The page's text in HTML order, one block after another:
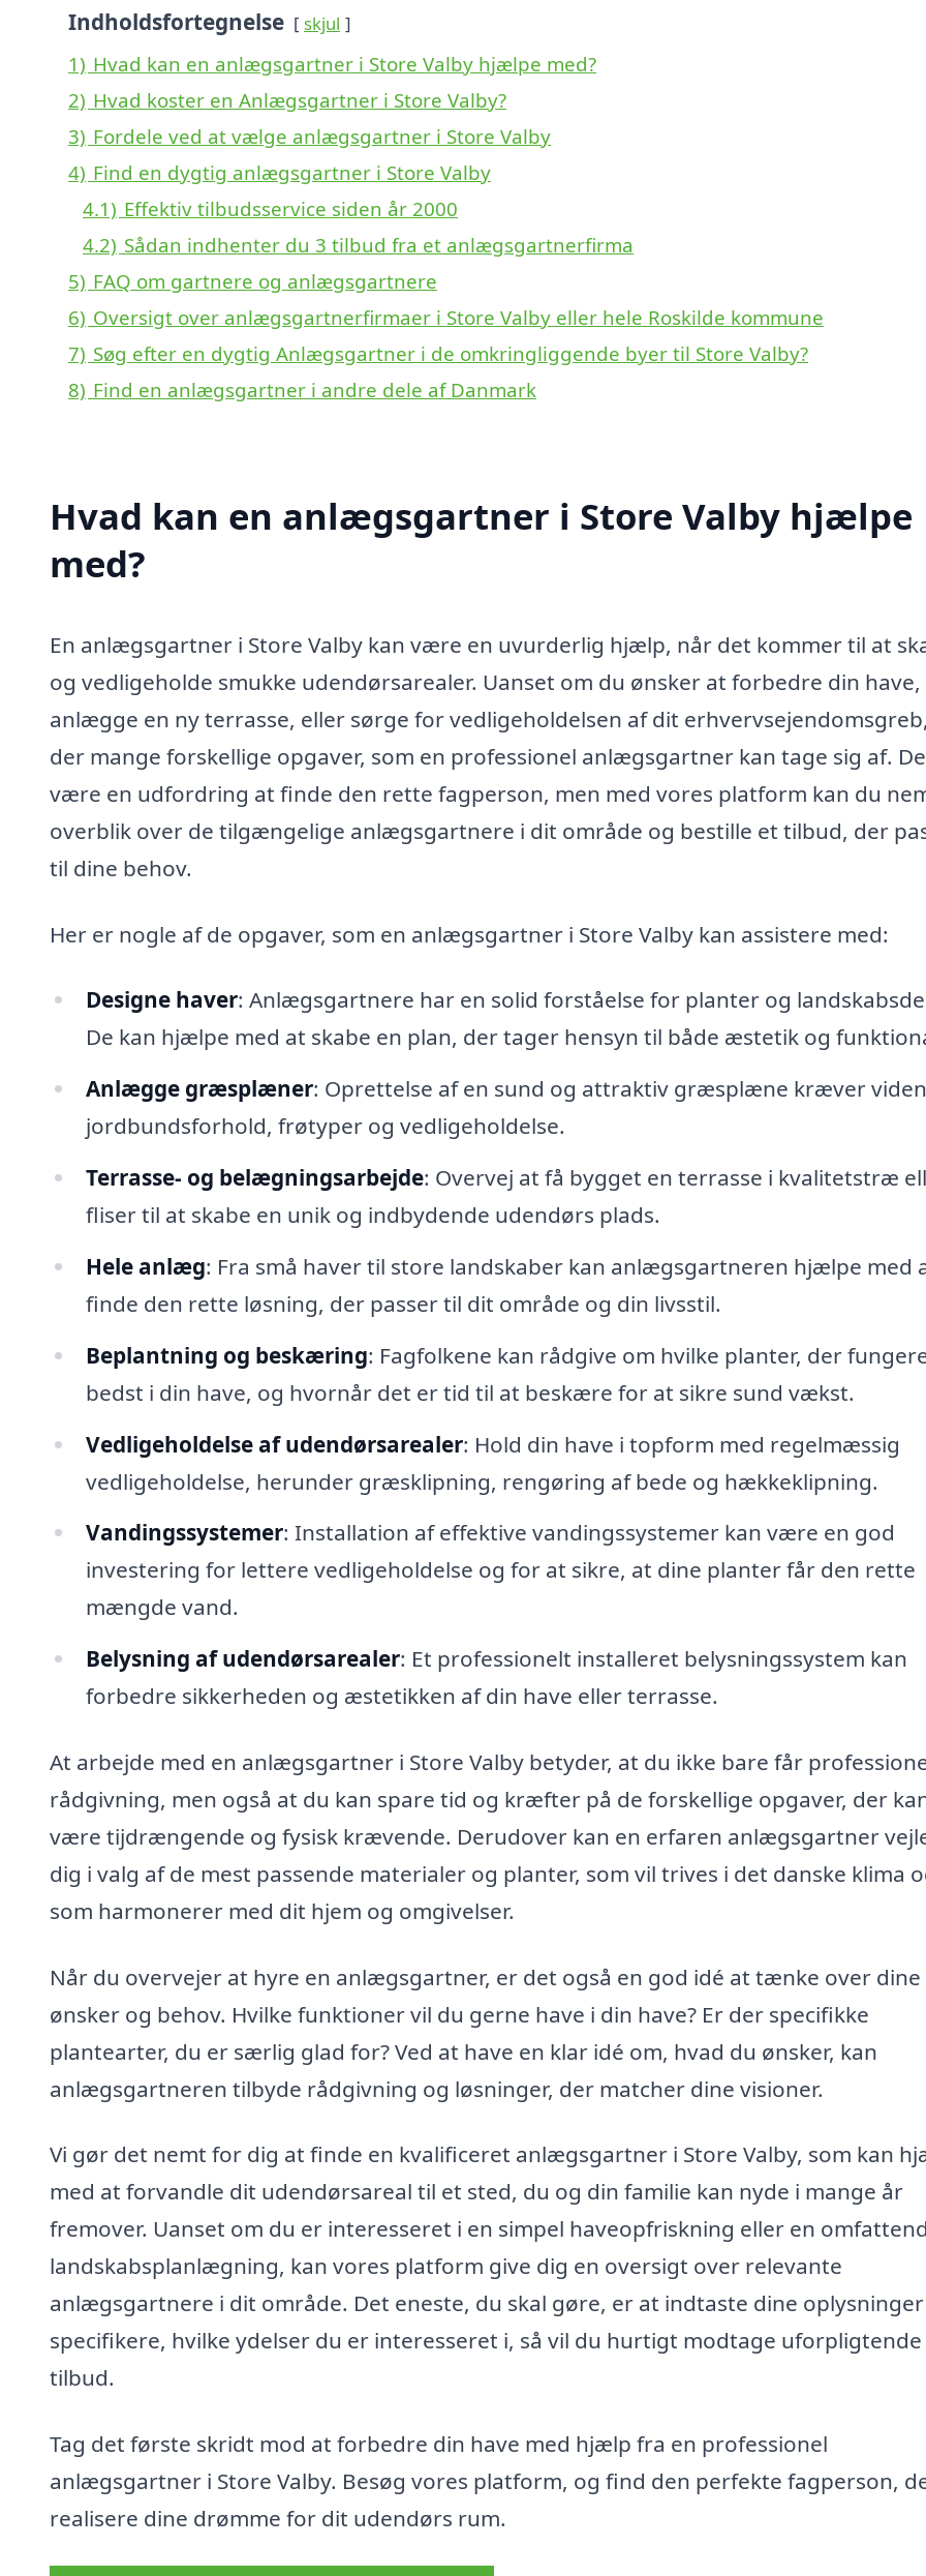
Indholdsfortegnelse skjul
1) Hvad kan en anlægsgartner i Store Valby hjælpe med?
2) Hvad koster en Anlægsgartner i Store Valby?
3) Fordele ved at vælge anlægsgartner i Store Valby
4) Find en dygtig anlægsgartner i Store Valby
4.1) Effektiv tilbudsservice siden år 2000
4.2) Sådan indhenter du 3 tilbud fra et anlægsgartnerfirma
5) FAQ om gartnere og anlægsgartnere
6) Oversigt over anlægsgartnerfirmaer i Store Valby eller hele Roskilde kommune
7) Søg efter en dygtig Anlægsgartner i de omkringliggende byer til Store Valby?
8) Find en anlægsgartner i andre dele af Danmark
Hvad kan en anlægsgartner i Store Valby hjælpe
med?
En anlægsgartner i Store Valby kan være en uvurderlig hjælp, når det kommer til at
og vedligeholde smukke udendørsarealer. Uanset om du ønsker at forbedre din have,
anlægge en ny terrasse, eller sørge for vedligeholdelsen af dit
der mange forskellige opgaver, som en professionel anlægsgartner kan tage sig af.
være en udfordring at finde den rette fagperson, men med vores platform kan du
overblik over de tilgængelige anlægsgartnere i dit område og bestille et tilbud, der
til dine behov.
Her er nogle af de opgaver, som en anlægsgartner i Store Valby kan assistere med:
Designe haver: Anlægsgartnere har en solid forståelse for planter og
De kan hjælpe med at skabe en plan, der tager hensyn til både æstetik og
Anlægge græsplæner: Oprettelse af en sund og attraktiv græsplæne kræver
jordbundsforhold, frøtyper og vedligeholdelse.
Terrasse- og belægningsarbejde: Overvej at få bygget en terrasse i kvalitetstræ
fliser til at skabe en unik og indbydende udendørs plads.
Hele anlæg: Fra små haver til store landskaber kan anlægsgartneren hjælpe med
finde den rette løsning, der passer til dit område og din livsstil.
Beplantning og beskæring: Fagfolkene kan rådgive om hvilke planter, der
bedst i din have, og hvornår det er tid til at beskære for at sikre sund vækst.
Vedligeholdelse af udendørsarealer: Hold din have i topform med regelmæssig
vedligeholdelse, herunder græsklipning, rengøring af bede og hækkeklipning.
Vandingssystemer: Installation af effektive vandingssystemer kan være en god
investering for lettere vedligeholdelse og for at sikre, at dine planter får den rette
mængde vand.
Belysning af udendørsarealer: Et professionelt installeret belysningssystem kan
forbedre sikkerheden og æstetikken af din have eller terrasse.
At arbejde med en anlægsgartner i Store Valby betyder, at du ikke bare får
rådgivning, men også at du kan spare tid og kræfter på de forskellige opgaver, der
være tijdrængende og fysisk krævende. Derudover kan en erfaren anlægsgartner
dig i valg af de mest passende materialer og planter, som vil trives i det danske klima
som harmonerer med dit hjem og omgivelser.
Når du overvejer at hyre en anlægsgartner, er det også en god idé at tænke over dine
ønsker og behov. Hvilke funktioner vil du gerne have i din have? Er der specifikke
plantearter, du er særlig glad for? Ved at have en klar idé om, hvad du ønsker, kan
anlægsgartneren tilbyde rådgivning og løsninger, der matcher dine visioner.
Vi gør det nemt for dig at finde en kvalificeret anlægsgartner i Store Valby, som kan
med at forvandle dit udendørsareal til et sted, du og din familie kan nyde i mange år
fremover. Uanset om du er interesseret i en simpel haveopfriskning eller en
landskabsplanlægning, kan vores platform give dig en oversigt over relevante
anlægsgartnere i dit område. Det eneste, du skal gøre, er at indtaste dine
specifikere, hvilke ydelser du er interesseret i, så vil du hurtigt modtage uforpligtende
tilbud.
Tag det første skridt mod at forbedre din have med hjælp fra en professionel
anlægsgartner i Store Valby. Besøg vores platform, og find den perfekte fagperson,
realisere dine drømme for dit udendørs rum.